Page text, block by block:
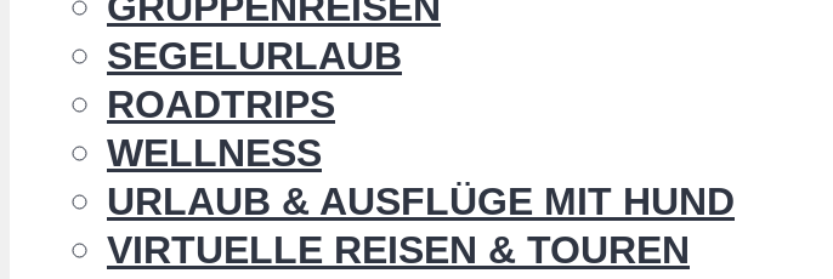
SEGELURLAUB
ROADTRIPS
WELLNESS
URLAUB & AUSFLÜGE MIT HUND
VIRTUELLE REISEN & TOUREN